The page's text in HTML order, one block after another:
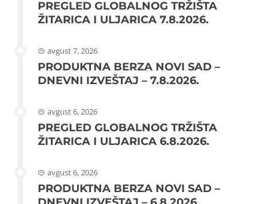
PREGLED GLOBALNOG TRŽIŠTA
ŽITARICA I ULJARICA 7.8.2026.
avgust 7, 2026
PRODUKTNA BERZA NOVI SAD –
DNEVNI IZVEŠTAJ – 7.8.2026.
avgust 6, 2026
PREGLED GLOBALNOG TRŽIŠTA
ŽITARICA I ULJARICA 6.8.2026.
avgust 6, 2026
PRODUKTNA BERZA NOVI SAD –